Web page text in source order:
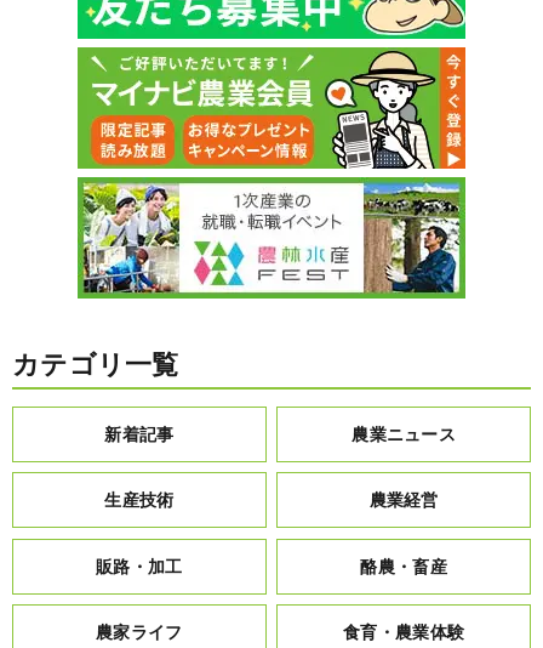
カテゴリ一覧
新着記事 農業ニュース
生産技術 農業経営
販路・加工 酪農・畜産
農家ライフ 食育・農業体験